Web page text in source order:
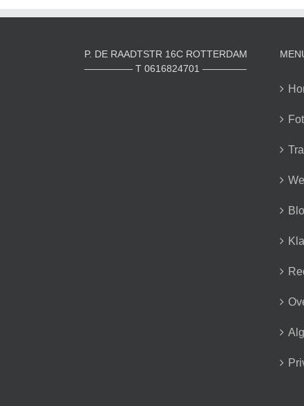
P. DE RAADTSTR 16C ROTTERDAM
————— T 0616824701 ————–